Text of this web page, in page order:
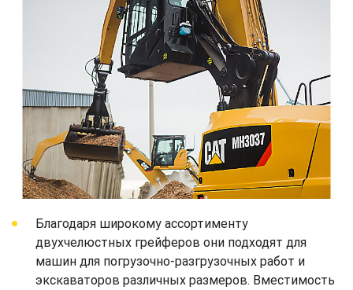
Благодаря широкому ассортименту
двухчелюстных грейферов они подходят для
машин для погрузочно-разгрузочных работ и
экскаваторов различных размеров. Вместимость